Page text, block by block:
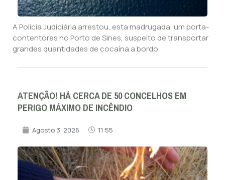
A Polícia Judiciária arrestou, esta madrugada, um porta-
contentores no Porto de Sines, suspeito de transportar
grandes quantidades de cocaína a bordo.
ATENÇÃO! HÁ CERCA DE 50 CONCELHOS EM
PERIGO MÁXIMO DE INCÊNDIO
Agosto 3, 2026 11:55